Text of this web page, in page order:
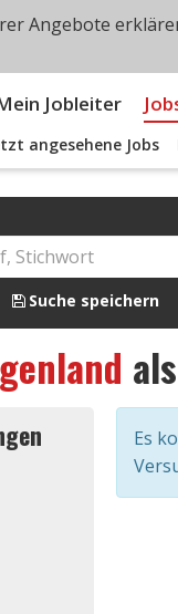
Jobleiter
angesehene Jobs
Suche speichern
als
Es
Angebote